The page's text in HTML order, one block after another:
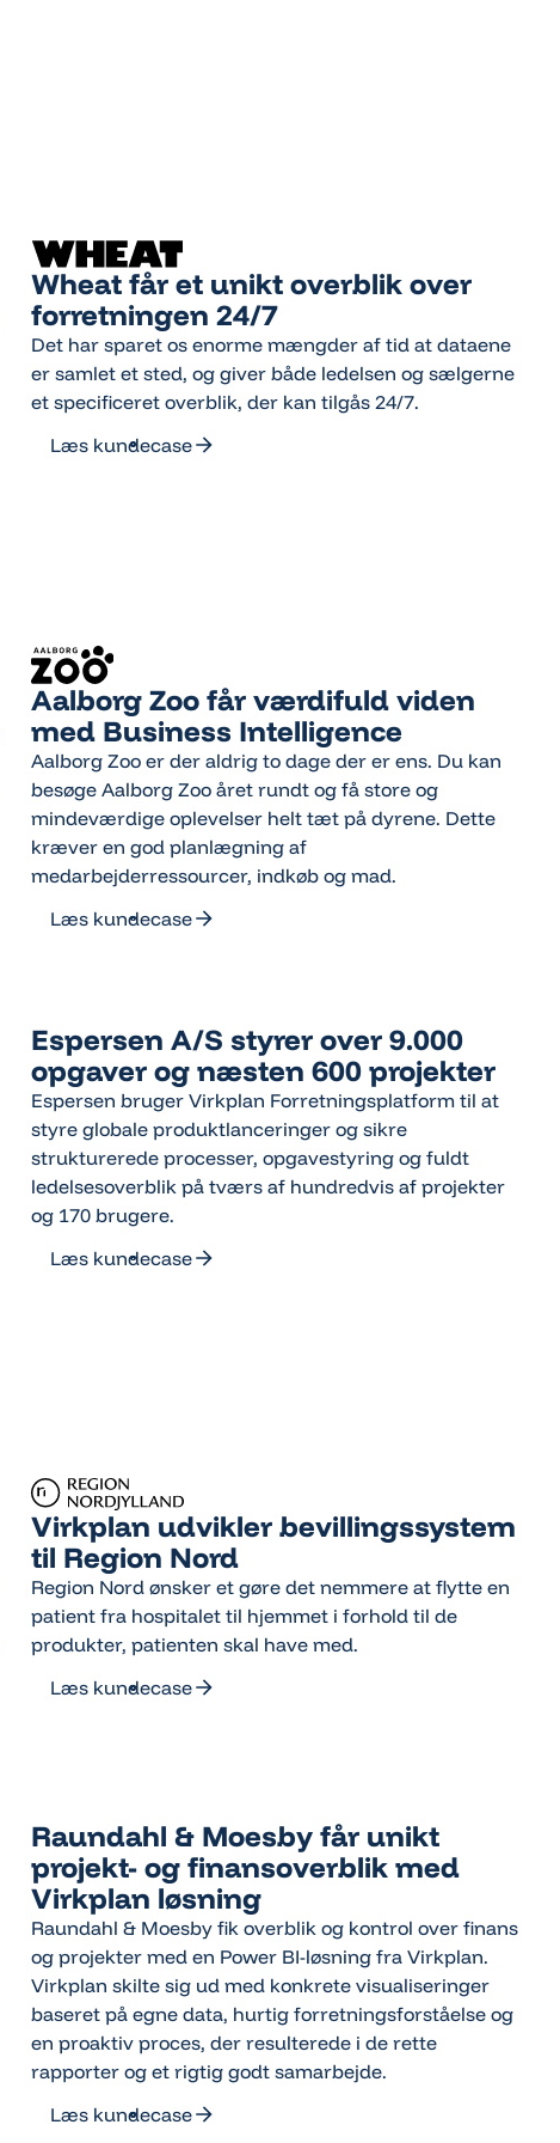
Wheat får et unikt overblik over
forretningen 24/7
Det har sparet os enorme mængder af tid at dataene
er samlet et sted, og giver både ledelsen og sælgerne
et specificeret overblik, der kan tilgås 24/7.
Læs kundecase
Læs kundecase
Aalborg Zoo får værdifuld viden
med Business Intelligence
Aalborg Zoo er der aldrig to dage der er ens. Du kan
besøge Aalborg Zoo året rundt og få store og
mindeværdige oplevelser helt tæt på dyrene. Dette
kræver en god planlægning af
medarbejderressourcer, indkøb og mad.
Læs kundecase
Læs kundecase
Espersen A/S styrer over 9.000
opgaver og næsten 600 projekter
Espersen bruger Virkplan Forretningsplatform til at
styre globale produktlanceringer og sikre
strukturerede processer, opgavestyring og fuldt
ledelsesoverblik på tværs af hundredvis af projekter
og 170 brugere.
Læs kundecase
Læs kundecase
Virkplan udvikler bevillingssystem
til Region Nord
Region Nord ønsker et gøre det nemmere at flytte en
patient fra hospitalet til hjemmet i forhold til de
produkter, patienten skal have med.
Læs kundecase
Læs kundecase
Raundahl & Moesby får unikt
projekt- og finansoverblik med
Virkplan løsning
Raundahl & Moesby fik overblik og kontrol over finans
og projekter med en Power BI-løsning fra Virkplan.
Virkplan skilte sig ud med konkrete visualiseringer
baseret på egne data, hurtig forretningsforståelse og
en proaktiv proces, der resulterede i de rette
rapporter og et rigtig godt samarbejde.
Læs kundecase
Læs kundecase